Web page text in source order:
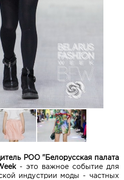
РОО "Белорусская палата
- это важное событие для
индустрии моды - частных